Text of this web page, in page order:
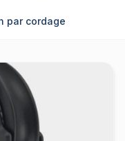
par cordage